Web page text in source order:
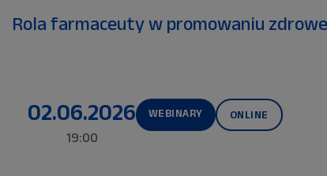
Rola farmaceuty w promowaniu
02.06.2026
19:00
WEBINARY ONLINE